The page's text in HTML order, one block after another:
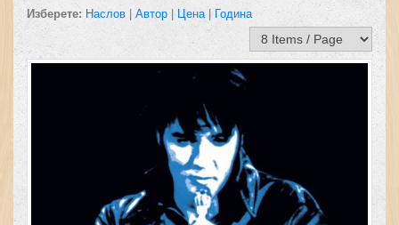
Изберете: Наслов | Автор | Цена | Година